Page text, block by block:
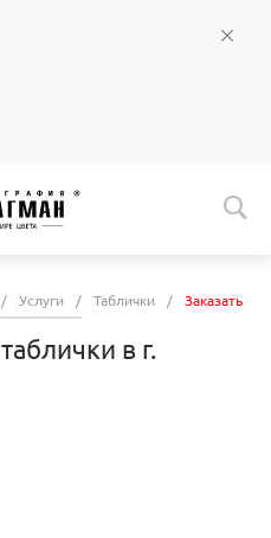
/ Услуги / Таблички / Заказать
в г.